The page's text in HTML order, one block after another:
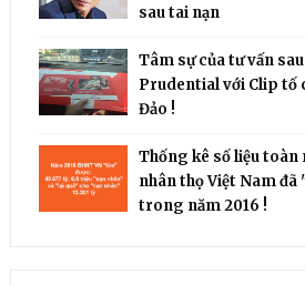
sau tai nạn
Tâm sự của tư vấn
Prudential với Clip tố
Đảo !
Thống kê số liệu toàn
nhân thọ Việt Nam đã
trong năm 2016 !